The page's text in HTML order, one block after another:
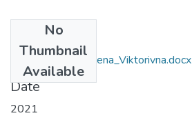
No
Thumbnail
Available
032_Voronyuk_Olena_Viktorivna.docx
Date
2021